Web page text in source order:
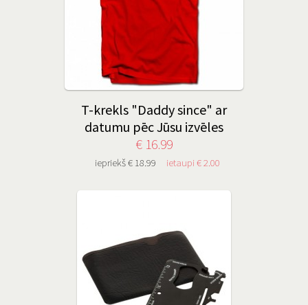
T-krekls "Daddy since" ar
datumu pēc Jūsu izvēles
€ 16.99
iepriekš € 18.99 ietaupi € 2.00